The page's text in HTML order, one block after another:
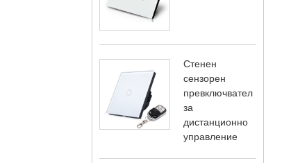
Стенен
сензорен
превключвател
за
дистанционно
управление